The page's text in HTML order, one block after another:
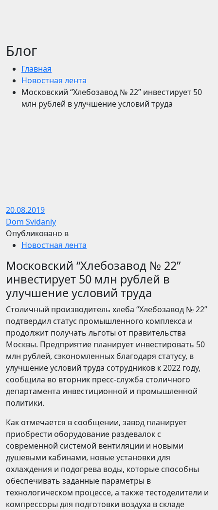
Блог
Главная
Новостная лента
Московский “Хлебозавод № 22” инвестирует 50
млн рублей в улучшение условий труда
20.08.2019
Dom Svidaniy
Опубликовано в
Новостная лента
Московский “Хлебозавод № 22”
инвестирует 50 млн рублей в
улучшение условий труда
Столичный производитель хлеба “Хлебозавод № 22”
подтвердил статус промышленного комплекса и
продолжит получать льготы от правительства
Москвы. Предприятие планирует инвестировать 50
млн рублей, сэкономленных благодаря статусу, в
улучшение условий труда сотрудников к 2022 году,
сообщила во вторник пресс-служба столичного
департамента инвестиционной и промышленной
политики.
Как отмечается в сообщении, завод планирует
приобрести оборудование раздевалок с
современной системой вентиляции и новыми
душевыми кабинами, новые установки для
охлаждения и подогрева воды, которые способны
обеспечивать заданные параметры в
технологическом процессе, а также тестоделители и
компрессоры для подготовки воздуха в складе